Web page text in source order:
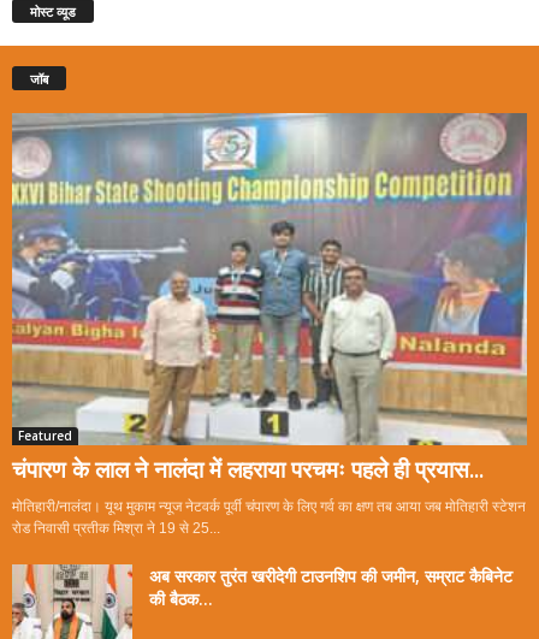
मोस्ट व्यूड
जॉब
Featured
चंपारण के लाल ने नालंदा में लहराया परचमः पहले ही प्रयास...
मोतिहारी/नालंदा। यूथ मुकाम न्यूज नेटवर्क पूर्वी चंपारण के लिए गर्व का क्षण तब आया जब मोतिहारी स्टेशन
रोड निवासी प्रतीक मिश्रा ने 19 से 25...
अब सरकार तुरंत खरीदेगी टाउनशिप की जमीन, सम्राट कैबिनेट
की बैठक...